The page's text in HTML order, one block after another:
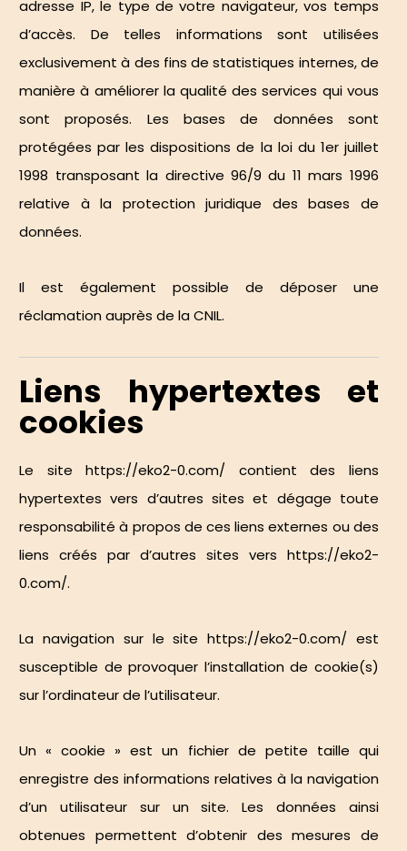
adresse IP, le type de votre navigateur, vos temps
d’accès. De telles informations sont utilisées
exclusivement à des fins de statistiques internes, de
manière à améliorer la qualité des services qui vous
sont proposés. Les bases de données sont
protégées par les dispositions de la loi du 1er juillet
1998 transposant la directive 96/9 du 11 mars 1996
relative à la protection juridique des bases de
données.
Il est également possible de déposer une
réclamation auprès de la CNIL.
Liens hypertextes et
cookies
Le sitehttps://eko2-0.com/ contient des liens
hypertextes vers d’autres sites et dégage toute
responsabilité à propos de ces liens externes ou des
liens créés par d’autres sites vers https://eko2-
0.com/.
La navigation sur le sitehttps://eko2-0.com/ est
susceptible de provoquer l’installation de cookie(s)
sur l’ordinateur de l’utilisateur.
Un « cookie » est un fichier de petite taille qui
enregistre des informations relatives à la navigation
d’un utilisateur sur un site. Les données ainsi
obtenues permettent d’obtenir des mesures de